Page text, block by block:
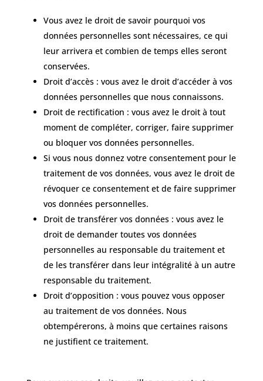
Vous avez le droit de savoir pourquoi vos
données personnelles sont nécessaires, ce qui
leur arrivera et combien de temps elles seront
conservées.
Droit d’accès : vous avez le droit d’accéder à vos
données personnelles que nous connaissons.
Droit de rectification : vous avez le droit à tout
moment de compléter, corriger, faire supprimer
ou bloquer vos données personnelles.
Si vous nous donnez votre consentement pour le
traitement de vos données, vous avez le droit de
révoquer ce consentement et de faire supprimer
vos données personnelles.
Droit de transférer vos données : vous avez le
droit de demander toutes vos données
personnelles au responsable du traitement et
de les transférer dans leur intégralité à un autre
responsable du traitement.
Droit d’opposition : vous pouvez vous opposer
au traitement de vos données. Nous
obtempérerons, à moins que certaines raisons
ne justifient ce traitement.